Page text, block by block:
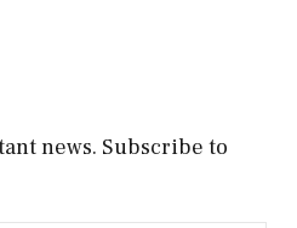
news. Subscribe to